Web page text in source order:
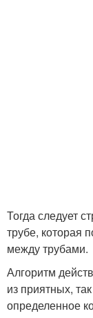
Тогда следует
трубе, которая
между трубами.
Алгоритм
из приятных,
определенное